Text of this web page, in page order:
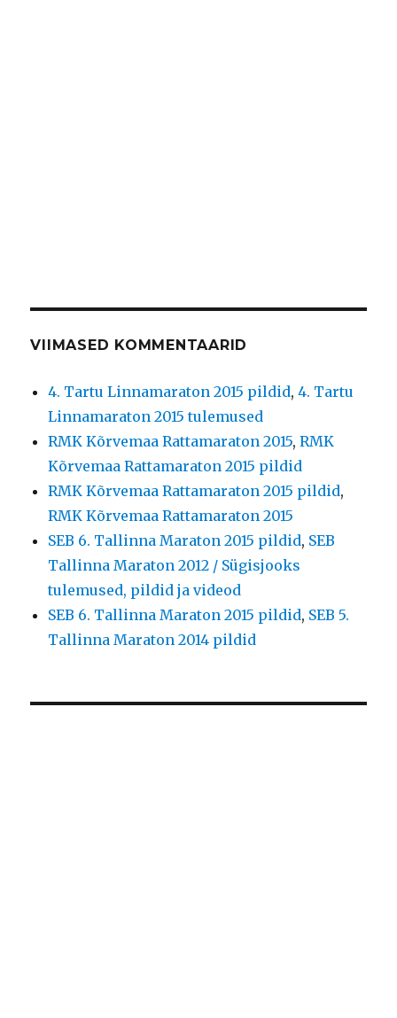
VIIMASED KOMMENTAARID
4. Tartu Linnamaraton 2015 pildid,4. Tartu
Linnamaraton 2015 tulemused
RMK Kõrvemaa Rattamaraton 2015,RMK
Kõrvemaa Rattamaraton 2015 pildid
RMK Kõrvemaa Rattamaraton 2015 pildid,
RMK Kõrvemaa Rattamaraton 2015
SEB 6. Tallinna Maraton 2015 pildid, SEB
Tallinna Maraton 2012 / Sügisjooks
tulemused, pildid ja videod
SEB 6. Tallinna Maraton 2015 pildid, SEB 5.
Tallinna Maraton 2014 pildid